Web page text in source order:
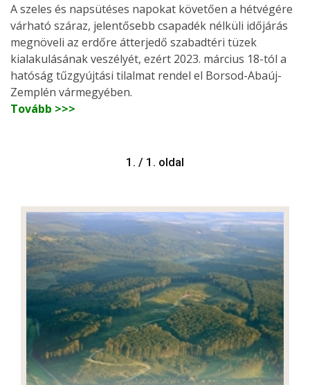
A szeles és napsütéses napokat követően a hétvégére
várható száraz, jelentősebb csapadék nélküli időjárás
megnöveli az erdőre átterjedő szabadtéri tüzek
kialakulásának veszélyét, ezért 2023. március 18-tól a
hatóság tűzgyújtási tilalmat rendel el Borsod-Abaúj-
Zemplén vármegyében.
Tovább >>>
1. / 1. oldal